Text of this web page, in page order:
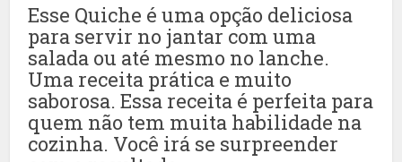
Esse Quiche é uma opção deliciosa
para servir no jantar com uma
salada ou até mesmo no lanche.
Uma receita prática e muito
saborosa. Essa receita é perfeita para
quem não tem muita habilidade na
cozinha. Você irá se surpreender